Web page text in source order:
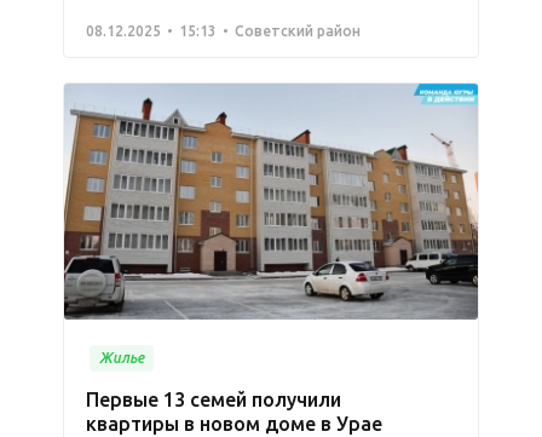
08.12.2025 15:13 Советский район
Жилье
Первые 13 семей получили
квартиры в новом доме в Урае